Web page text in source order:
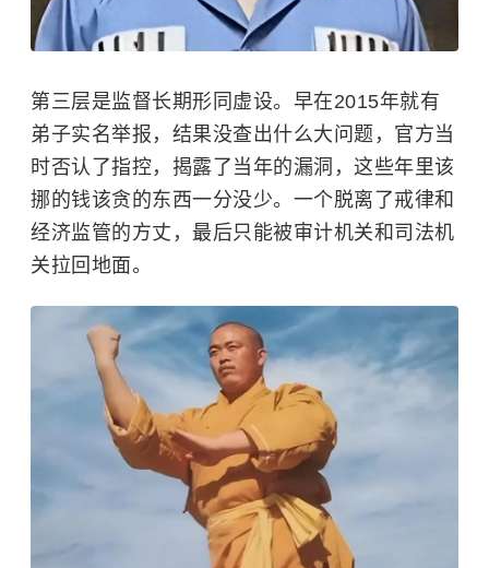
第三层是监督长期形同虚设。早在2015年就有
弟子实名举报，结果没查出什么大问题，官方当
时否认了指控，揭露了当年的漏洞，这些年里该
挪的钱该贪的东西一分没少。一个脱离了戒律和
经济监管的方丈，最后只能被审计机关和司法机
关拉回地面。